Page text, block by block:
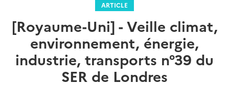
ARTICLE
[Royaume-Uni] - Veille climat,
environnement, énergie,
industrie, transports n°39 du
SER de Londres